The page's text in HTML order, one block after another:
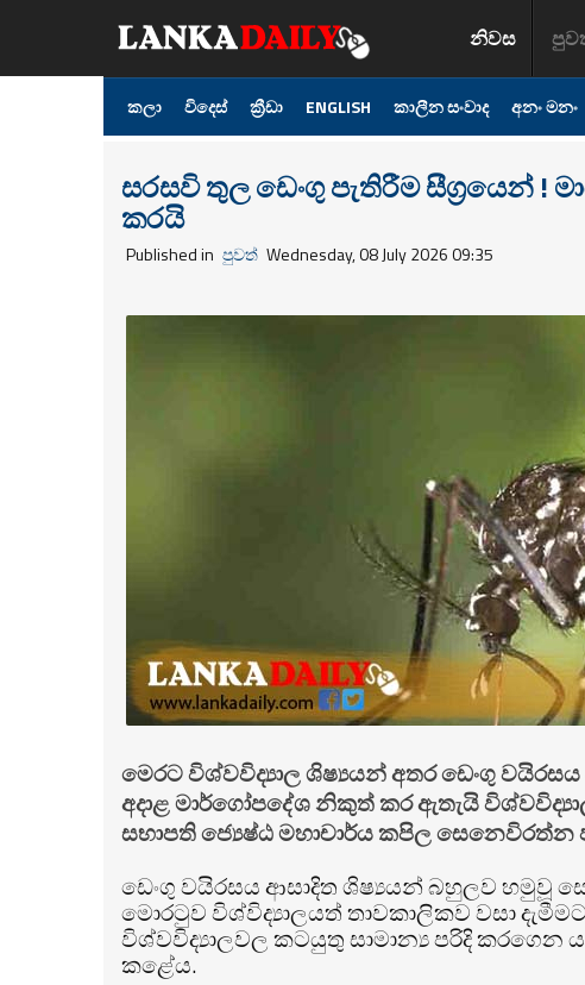
නිවස
කලා විදෙස් ක්‍රීඩා ENGLISH කාලීන සංවාද අනං මනං
සරසවි තුල ඩෙංගු පැතිරීම සීග්‍රයෙන් !
කරයි
Published in පුවත් Wednesday, 08 July 2026 09:35
මෙරට විශ්වවිද්‍යාල ශිෂ්‍යයන් අතර ඩෙංගු
අදාළ මාර්ගෝපදේශ නිකුත් කර ඇතැයි
සභාපති ජ්‍යෙෂ්ඨ මහාචාර්ය කපිල සෙනෙවිරත්න
ඩෙංගු වයිරසය ආසාදිත ශිෂ්‍යයන් බහුලව හමුවූ
මොරටුව විශ්විද්‍යාලයත් තාවකාලිකව වසා
විශ්වවිද්‍යාලවල කටයුතු සාමාන්‍ය පරිදි කරගෙන
කළේය.